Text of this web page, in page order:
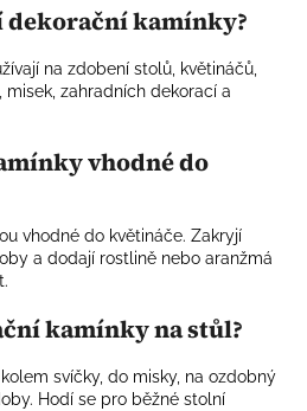
dekorační kamínky?
na zdobení stolů, květináčů,
zahradních dekorací a
vhodné do
vhodné do květináče. Zakryjí
a dodají rostlině nebo aranžmá
kamínky na stůl?
svíčky, do misky, na ozdobný
Hodí se pro běžné stolní